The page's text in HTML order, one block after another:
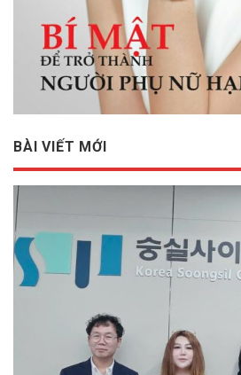
BÀI VIẾT MỚI